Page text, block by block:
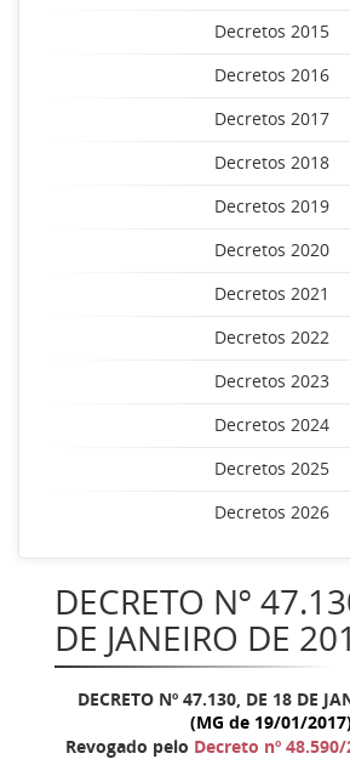
Decretos 2015
Decretos 2016
Decretos 2017
Decretos 2018
Decretos 2019
Decretos 2020
Decretos 2021
Decretos 2022
Decretos 2023
Decretos 2024
Decretos 2025
Decretos 2026
DECRETO Nº
DE JANEIRO DE
DECRETO Nº 47.130, DE 18 DE
(MG de 19/01/
Revogado pelo Decreto nº